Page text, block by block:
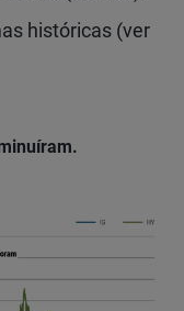
históricas (ver